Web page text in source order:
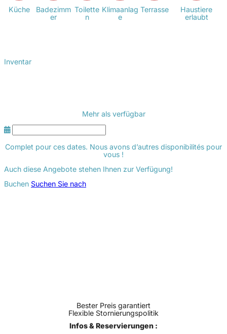
Küche
Badezimm
er
Toilette
n
Klimaanlag
e
Terrasse
Haustiere
erlaubt
Inventar
Mehr als verfügbar
Complet pour ces dates. Nous avons d’autres disponibilités pour
vous !
Auch diese Angebote stehen Ihnen zur Verfügung!
Buchen Suchen Sie nach
Bester Preis garantiert
Flexible Stornierungspolitik
Infos & Reservierungen :